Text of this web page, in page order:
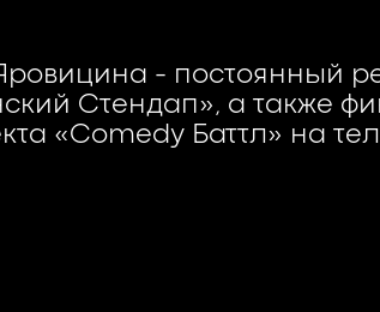
- постоянный
Стендап», а также
«Comedy Баттл» на